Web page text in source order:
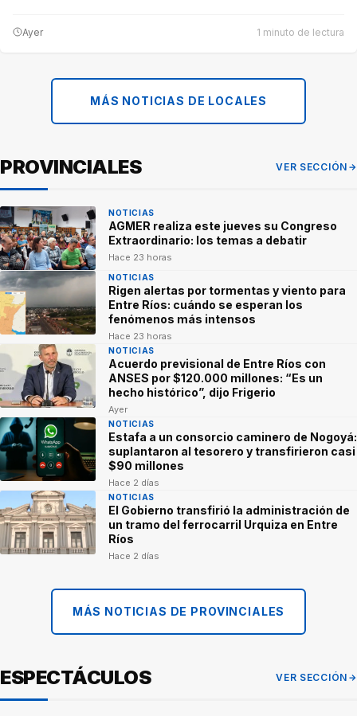
Ayer 1 minuto de lectura
MÁS NOTICIAS DE LOCALES
PROVINCIALES VER SECCIÓN
NOTICIAS
AGMER realiza este jueves su Congreso
Extraordinario: los temas a debatir
Hace 23 horas
NOTICIAS
Rigen alertas por tormentas y viento para
Entre Ríos: cuándo se esperan los
fenómenos más intensos
Hace 23 horas
NOTICIAS
Acuerdo previsional de Entre Ríos con
ANSES por $120.000 millones: “Es un
hecho histórico”, dijo Frigerio
Ayer
NOTICIAS
Estafa a un consorcio caminero de Nogoyá:
suplantaron al tesorero y transfirieron casi
$90 millones
Hace 2 días
NOTICIAS
El Gobierno transfirió la administración de
un tramo del ferrocarril Urquiza en Entre
Ríos
Hace 2 días
MÁS NOTICIAS DE PROVINCIALES
ESPECTÁCULOS VER SECCIÓN